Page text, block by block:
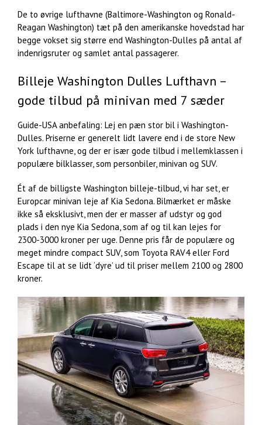
De to øvrige lufthavne (Baltimore-Washington og Ronald-
Reagan Washington) tæt på den amerikanske hovedstad har
begge vokset sig større end Washington-Dulles på antal af
indenrigsruter og samlet antal passagerer.
Billeje Washington Dulles Lufthavn –
gode tilbud på minivan med 7 sæder
Guide-USA anbefaling: Lej en pæn stor bil i Washington-
Dulles. Priserne er generelt lidt lavere end i de store New
York lufthavne, og der er især gode tilbud i mellemklassen i
populære bilklasser, som personbiler, minivan og SUV.
Ét af de billigste Washington billeje-tilbud, vi har set, er
Europcar minivan leje af Kia Sedona. Bilmærket er måske
ikke så eksklusivt, men der er masser af udstyr og god
plads i den nye Kia Sedona, som af og til kan lejes for
2300-3000 kroner per uge. Denne pris får de populære og
meget mindre compact SUV, som Toyota RAV4 eller Ford
Escape til at se lidt ‘dyre’ ud til priser mellem 2100 og 2800
kroner.